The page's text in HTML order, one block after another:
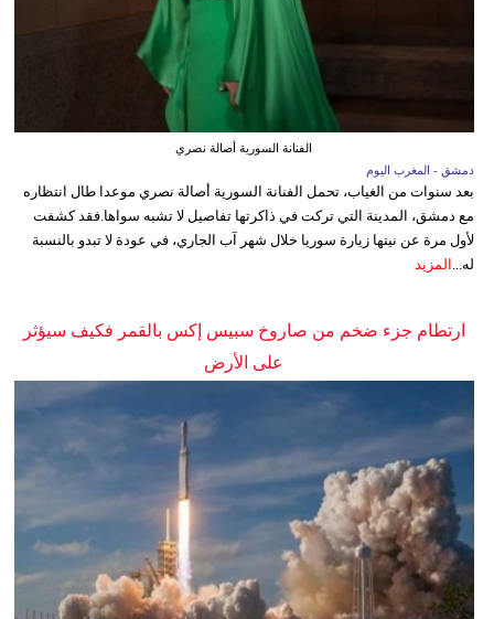
الفنانة السورية أصالة نصري
دمشق - المغرب اليوم
بعد سنوات من الغياب، تحمل الفنانة السورية أصالة نصري موعدا طال انتظاره
مع دمشق، المدينة التي تركت في ذاكرتها تفاصيل لا تشبه سواها.فقد كشفت
لأول مرة عن نيتها زيارة سوريا خلال شهر آب الجاري، في عودة لا تبدو بالنسبة
له... المزيد
ارتطام جزء ضخم من صاروخ سبيس إكس بالقمر فكيف سيؤثر
على الأرض